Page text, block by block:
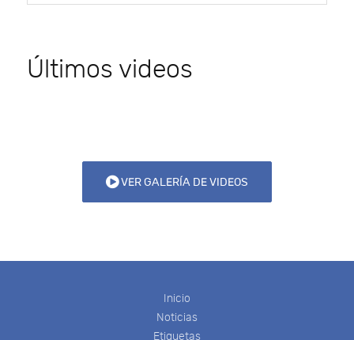
Últimos videos
VER GALERÍA DE VIDEOS
Inicio
Noticias
Etiquetas